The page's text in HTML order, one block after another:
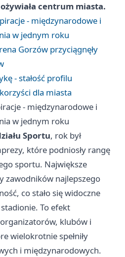
centrum miasta.
- międzynarodowe i
w jednym roku
Gorzów przyciągnęły
- stałość profilu
dla miasta
- międzynarodowe i
w jednym roku
Sportu, rok był
które podniosły rangę
sportu. Największe
zawodników najlepszego
co stało się widoczne
To efekt
klubów i
wielokrotnie spełniły
i międzynarodowych.